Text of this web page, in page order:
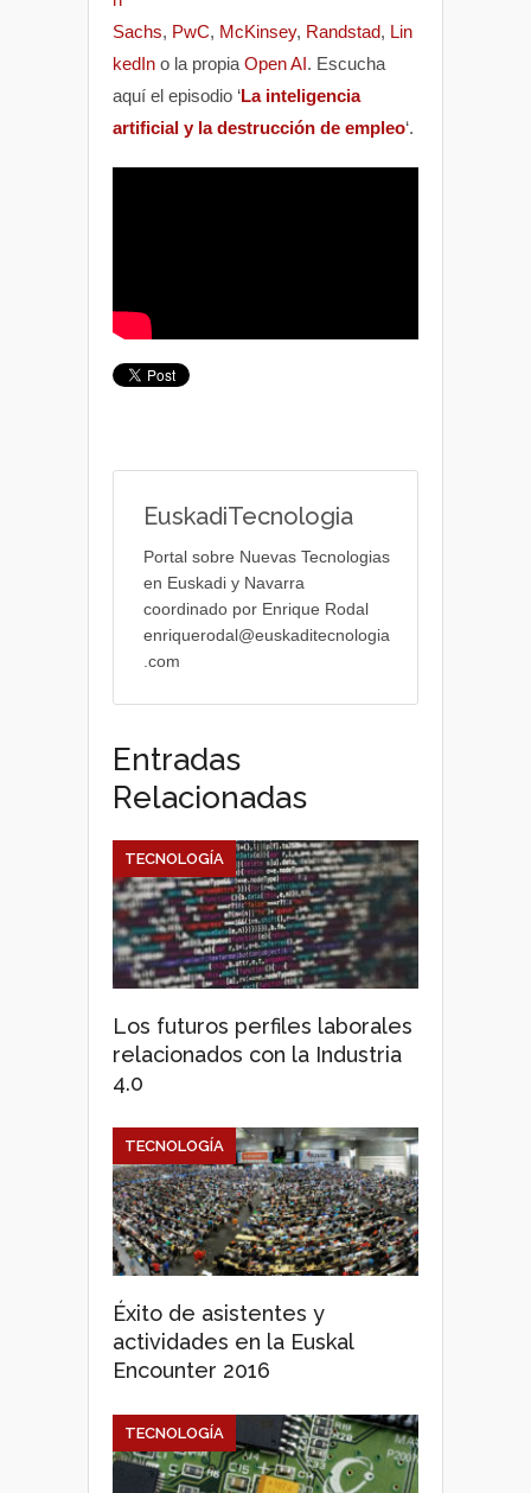
Sachs, PwC, McKinsey, Randstad, Lin
kedIn o la propia Open AI. Escucha
aquí el episodio ‘La inteligencia
artificial y la destrucción de empleo‘.
EuskadiTecnologia
Portal sobre Nuevas Tecnologias
en Euskadi y Navarra
coordinado por Enrique Rodal
enriquerodal@euskaditecnologia
.com
Entradas
Relacionadas
Los futuros perfiles laborales
relacionados con la Industria
4.0
TECNOLOGÍA
Éxito de asistentes y
actividades en la Euskal
Encounter 2016
TECNOLOGÍA
TECNOLOGÍA